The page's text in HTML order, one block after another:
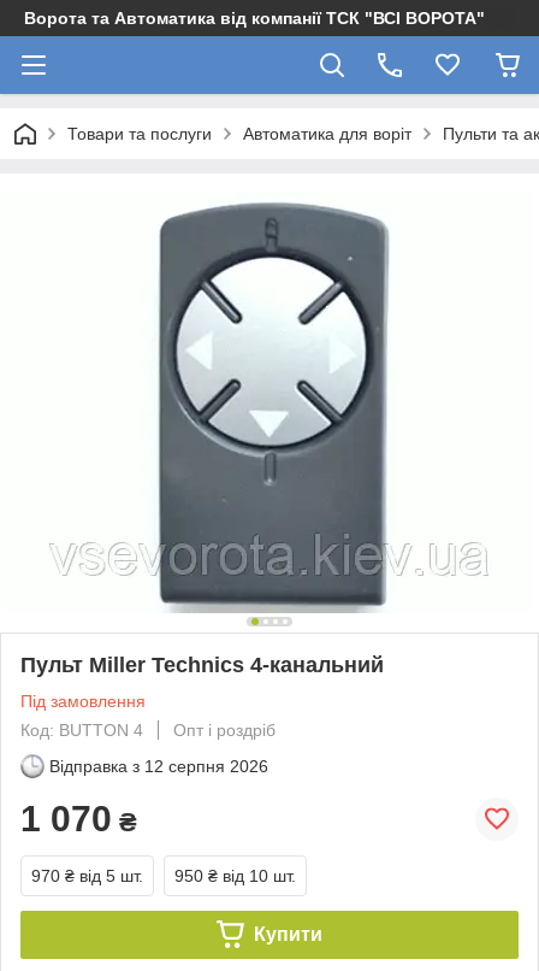
Ворота та Автоматика від компанії ТСК "ВСІ ВОРОТА"
Товари та послуги Автоматика для воріт Пульти та
Пульт Miller Technics 4-канальний
Під замовлення
Код: BUTTON 4
Опт і роздріб
Відправка з 12 серпня 2026
1 070 ₴
970 ₴ від 5 шт. 950 ₴ від 10 шт.
Купити